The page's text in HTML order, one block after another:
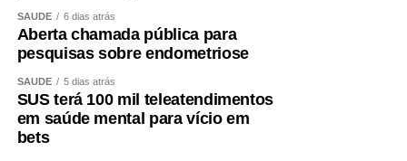
SAÚDE 6 dias atrás
Aberta chamada pública para
pesquisas sobre endometriose
SAÚDE 5 dias atrás
SUS terá 100 mil teleatendimentos
em saúde mental para vício em
bets